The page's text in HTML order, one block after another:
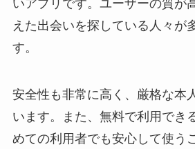
いアプリです。ユーザーの質が
えた出会いを探している人々が
す。
安全性も非常に高く、厳格な本
います。また、無料で利用でき
めての利用者でも安心して使う